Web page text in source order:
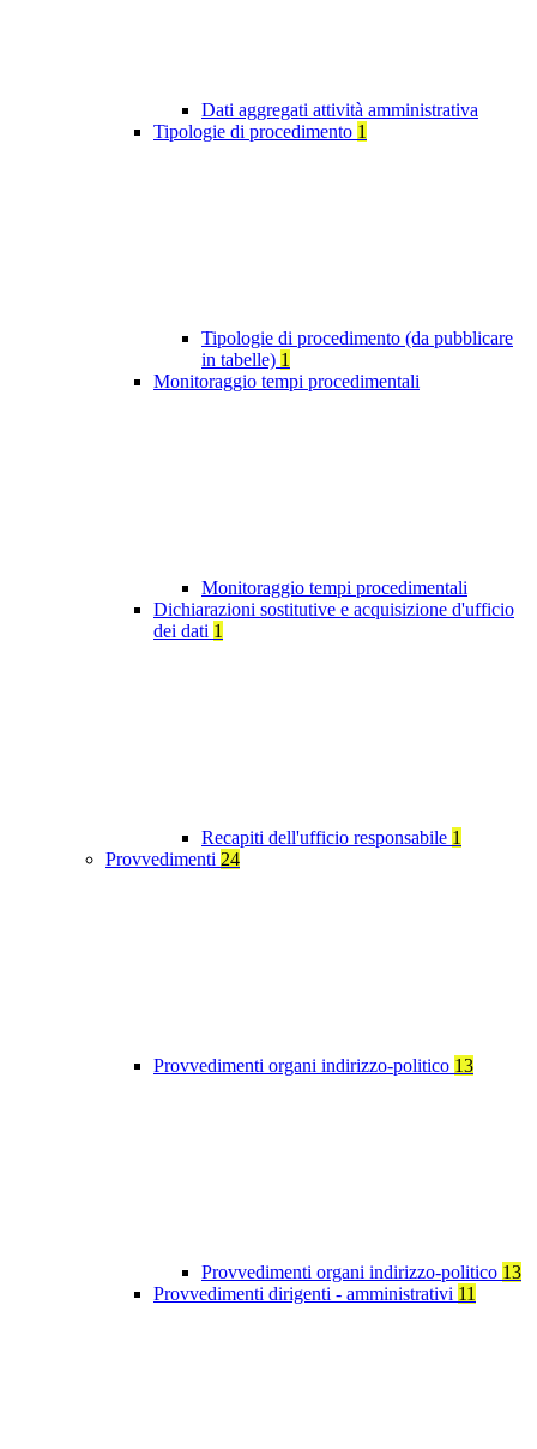
Dati aggregati attività amministrativa
Tipologie di procedimento 1
Tipologie di procedimento (da pubblicare
in tabelle) 1
Monitoraggio tempi procedimentali
Monitoraggio tempi procedimentali
Dichiarazioni sostitutive e acquisizione d'ufficio
dei dati 1
Recapiti dell'ufficio responsabile 1
Provvedimenti 24
Provvedimenti organi indirizzo-politico 13
Provvedimenti organi indirizzo-politico 13
Provvedimenti dirigenti - amministrativi 11